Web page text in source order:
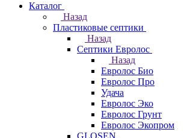
Каталог
Назад
Пластиковые септики
Назад
Септики Евролос
Назад
Евролос Био
Евролос Про
Удача
Евролос Эко
Евролос Грунт
Евролос Экопром
GLOSEN